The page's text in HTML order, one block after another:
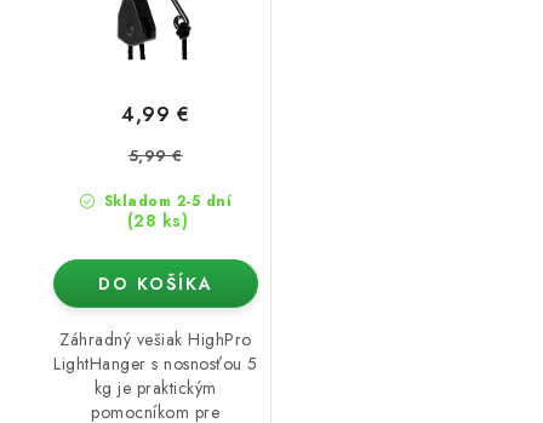
Skladom 2-5 dní
(28 ks)
4,99 €
5,99 €
DO KOŠÍKA
Záhradný vešiak HighPro
LightHanger s nosnosťou 5
kg je praktickým
pomocníkom pre